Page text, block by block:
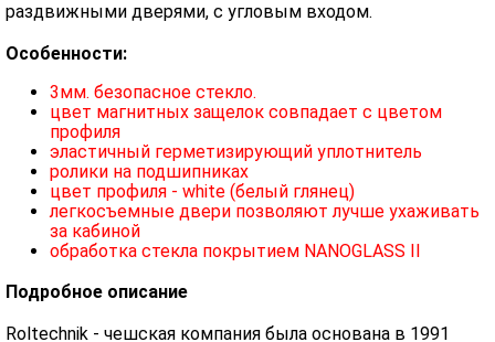
раздвижными дверями, с угловым входом.
Особенности:
3мм. безопасное стекло.
цвет магнитных защелок совпадает с цветом
профиля
эластичный герметизирующий уплотнитель
ролики на подшипниках
цвет профиля - white (белый глянец)
легкосъемные двери позволяют лучше ухаживать
за кабиной
обработка стекла покрытием NANOGLASS II
Подробное описание
Roltechnik - чешская компания была основана в 1991